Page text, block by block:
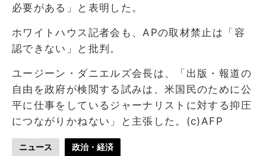
必要がある」と表明した。
ホワイトハウス記者会も、APの取材禁止は「容
認できない」と批判。
ユージーン・ダニエルズ会長は、「出版・報道の
自由を政府が検閲する試みは、米国民のために公
平に仕事をしているジャーナリストに対する抑圧
につながりかねない」と主張した。(c)AFP
ニュース 政治・経済